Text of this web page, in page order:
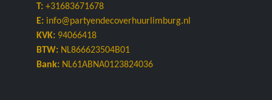
T: +31683671678
E: info@partyendecoverhuurlimburg.nl
KVK: 94066418
BTW: NL866623504B01
Bank: NL61ABNA0123824036